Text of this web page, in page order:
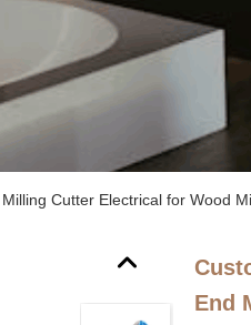
Cutter Electrical for Wood
End